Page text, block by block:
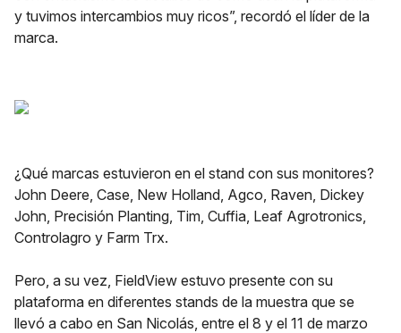
y tuvimos intercambios muy ricos”, recordó el líder de la
marca.
¿Qué marcas estuvieron en el stand con sus monitores?
John Deere, Case, New Holland, Agco, Raven, Dickey
John, Precisión Planting, Tim, Cuffia, Leaf Agrotronics,
Controlagro y Farm Trx.
Pero, a su vez, FieldView estuvo presente con su
plataforma en diferentes stands de la muestra que se
llevó a cabo en San Nicolás, entre el 8 y el 11 de marzo